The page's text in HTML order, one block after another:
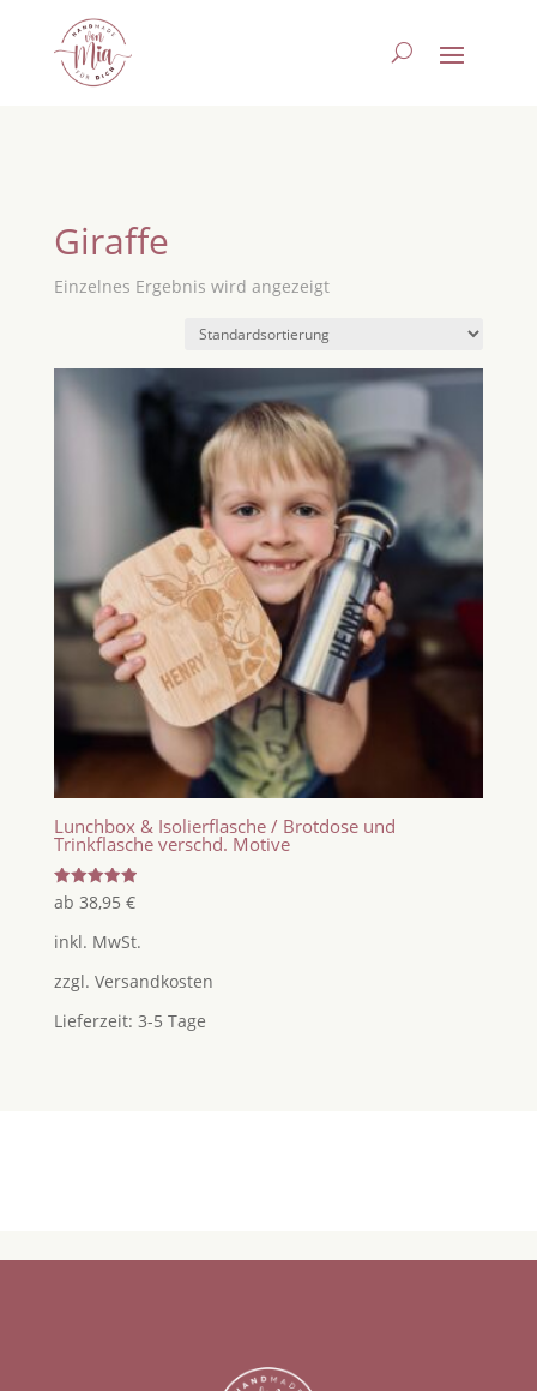
Giraffe
Einzelnes Ergebnis wird angezeigt
Lunchbox & Isolierflasche / Brotdose und
Trinkflasche verschd. Motive
Bewertet
mit
von 5
ab 38,95 €
inkl. MwSt.
zzgl. Versandkosten
Lieferzeit: 3-5 Tage